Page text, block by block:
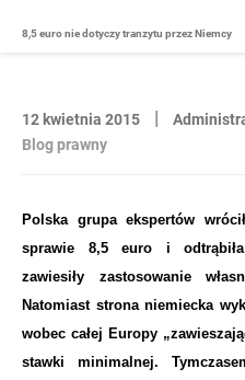
8,5 euro nie dotyczy tranzytu przez Niemcy
12 kwietnia 2015 |
Blog prawny
Polska grupa ekspertów
sprawie 8,5 euro i
zawiesiły zastosowanie
Natomiast strona niemiecka
wobec całej Europy
stawki minimalnej.